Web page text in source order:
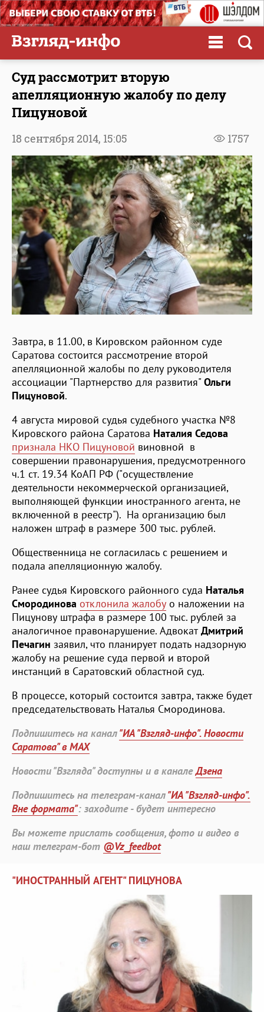
Суд рассмотрит вторую
апелляционную жалобу по делу
Пицуновой
1757
18 сентября 2014, 15:05
Завтра, в 11.00, в Кировском районном суде
Саратова состоится рассмотрение второй
апелляционной жалобы по делу руководителя
ассоциации "Партнерство для развития" Ольги
Пицуновой.
4 августа мировой судья судебного участка №8
Кировского района Саратова Наталия Седова
признала НКО Пицуновой виновной в
совершении правонарушения, предусмотренного
ч.1 ст. 19.34 КоАП РФ ("осуществление
деятельности некоммерческой организацией,
выполняющей функции иностранного агента, не
включенной в реестр"). На организацию был
наложен штраф в размере 300 тыс. рублей.
Общественница не согласилась с решением и
подала апелляционную жалобу.
Ранее судья Кировского районного суда Наталья
Смородинова отклонила жалобу о наложении на
Пицунову штрафа в размере 100 тыс. рублей за
аналогичное правонарушение. АдвокатДмитрий
Печагин заявил, что планирует подать надзорную
жалобу на решение суда первой и второй
инстанций в Саратовский областной суд.
В процессе, который состоится завтра, также будет
председательствовать Наталья Смородинова.
Подпишитесь на канал"ИА "Взгляд-инфо". Новости
Саратова" в MAX
Новости "Взгляда" доступны и в каналеДзена
Подпишитесь на телеграм-канал"ИА "Взгляд-инфо".
Вне формата": заходите - будет интересно
Вы можете прислать сообщения, фото и видео в
наш телеграм-бот @Vz_feedbot
"ИНОСТРАННЫЙ АГЕНТ" ПИЦУНОВА